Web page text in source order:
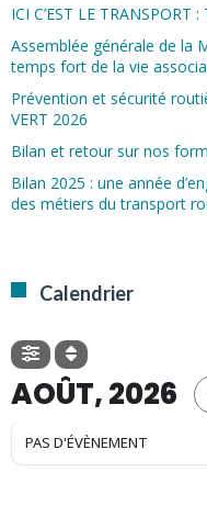
ICI C’EST LE TRANSPORT
Assemblée générale de la
temps fort de la vie
Prévention et sécurité
VERT 2026
Bilan et retour sur nos
Bilan 2025 : une année
des métiers du transport
Calendrier
AOÛT, 2026
PAS D'ÉVÈNEMENT